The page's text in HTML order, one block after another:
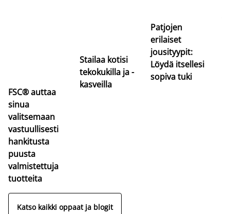
FSC® auttaa
sinua
valitsemaan
vastuullisesti
hankitusta
puusta
valmistettuja
tuotteita
Stailaa kotisi
tekokukilla ja -
kasveilla
Patjojen
erilaiset
jousityypit:
Löydä itsellesi
sopiva tuki
Katso kaikki oppaat ja blogit